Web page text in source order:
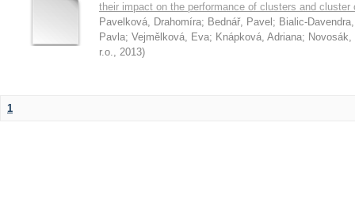
their impact on the performance of clusters and cluster
Pavelková, Drahomíra; Bednář, Pavel ; Bialic-
Pavla; Vejmělková, Eva; Knápková, Adriana;
r.o., 2013)
1